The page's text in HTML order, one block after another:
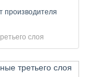
производителя
слоя